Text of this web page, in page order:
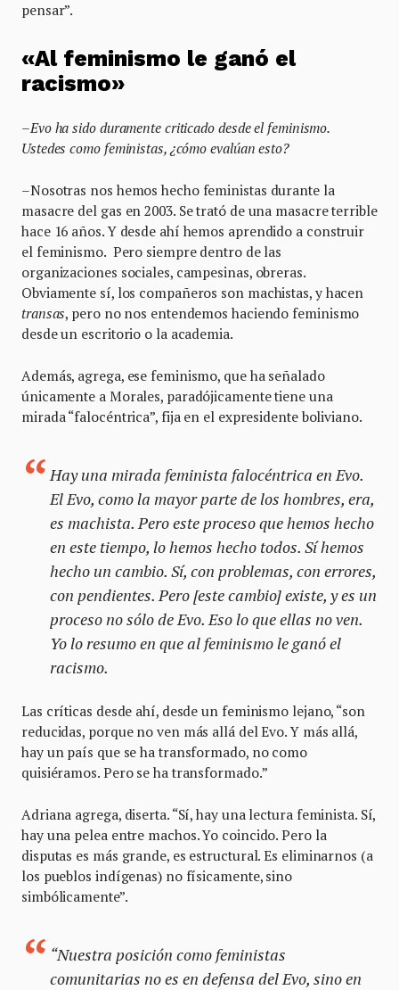
pensar”.
«Al feminismo le ganó el
racismo»
–Evo ha sido duramente criticado desde el feminismo.
Ustedes como feministas, ¿cómo evalúan esto?
–Nosotras nos hemos hecho feministas durante la
masacre del gas en 2003. Se trató de una masacre terrible
hace 16 años. Y desde ahí hemos aprendido a construir
el feminismo. Pero siempre dentro de las
organizaciones sociales, campesinas, obreras.
Obviamente sí, los compañeros son machistas, y hacen
transas, pero no nos entendemos haciendo feminismo
desde un escritorio o la academia.
Además, agrega, ese feminismo, que ha señalado
únicamente a Morales, paradójicamente tiene una
mirada “falocéntrica”, fija en el expresidente boliviano.
Hay una mirada feminista falocéntrica en Evo.
El Evo, como la mayor parte de los hombres, era,
es machista. Pero este proceso que hemos hecho
en este tiempo, lo hemos hecho todos. Sí hemos
hecho un cambio. Sí, con problemas, con errores,
con pendientes. Pero [este cambio] existe, y es un
proceso no sólo de Evo. Eso lo que ellas no ven.
Yo lo resumo en que al feminismo le ganó el
racismo.
Las críticas desde ahí, desde un feminismo lejano, “son
reducidas, porque no ven más allá del Evo. Y más allá,
hay un país que se ha transformado, no como
quisiéramos. Pero se ha transformado.”
Adriana agrega, diserta. “Sí, hay una lectura feminista. Sí,
hay una pelea entre machos. Yo coincido. Pero la
disputas es más grande, es estructural. Es eliminarnos (a
los pueblos indígenas) no físicamente, sino
simbólicamente”.
“Nuestra posición como feministas
comunitarias no es en defensa del Evo, sino en